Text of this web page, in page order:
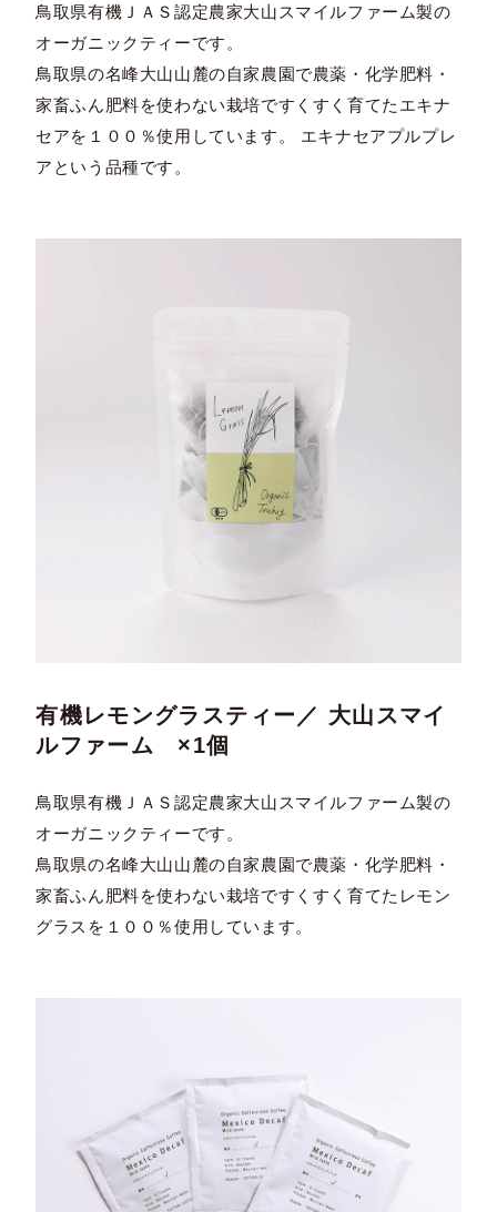
鳥取県有機ＪＡＳ認定農家大山スマイルファーム製の
オーガニックティーです。
鳥取県の名峰大山山麓の自家農園で農薬・化学肥料・
家畜ふん肥料を使わない栽培ですくすく育てたエキナ
セアを１００％使用しています。 エキナセアプルプレ
アという品種です。
有機レモングラスティー／ 大山スマイ
ルファーム ×1個
鳥取県有機ＪＡＳ認定農家大山スマイルファーム製の
オーガニックティーです。
鳥取県の名峰大山山麓の自家農園で農薬・化学肥料・
家畜ふん肥料を使わない栽培ですくすく育てたレモン
グラスを１００％使用しています。